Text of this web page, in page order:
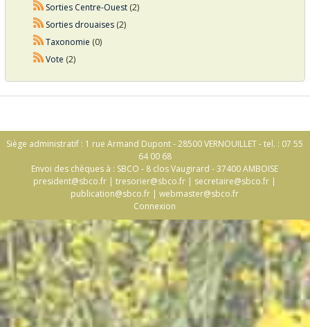
Sorties Centre-Ouest(2)
Sorties drouaises(2)
Taxonomie (0)
Vote (2)
Siège administratif : 1 rue Armand Dupont - 28500 VERNOUILLET - tel. : 07 55
64 00 68
Envoi des chèques à : SBCO - 8 clos Vaugirard - 37400 AMBOISE
president@sbco.fr |tresorier@sbco.fr | secretaire@sbco.fr |
publication@sbco.fr |webmaster@sbco.fr
Connexion